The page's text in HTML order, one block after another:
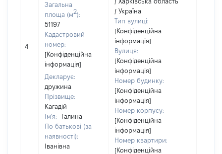
4
Загальна
площа (м2):
51197
Кадастровий
номер:
[Конфіденційна
інформація]
Декларує:
дружина
Прізвище:
Кагадій
Ім'я:
Галина
По батькові (за
наявності):
Іванівна
/ Україна
Тип вулиці:
[Конфіденційна
інформація]
Вулиця:
[Конфіденційна
інформація]
Номер будинку:
[Конфіденційна
інформація]
Номер корпусу:
[Конфіденційна
інформація]
Номер квартири:
[Конфіденційна